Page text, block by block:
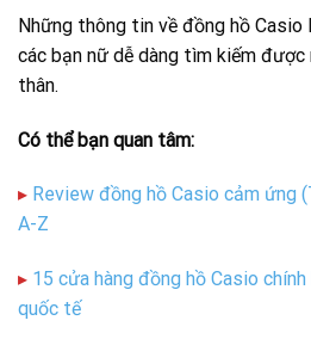
Những thông tin về đồng hồ Casio
các bạn nữ dễ dàng tìm kiếm được
thân.
Có thể bạn quan tâm:
▸ Review đồng hồ Casio cảm
A-Z
▸ 15 cửa hàng đồng hồ Casio
quốc tế